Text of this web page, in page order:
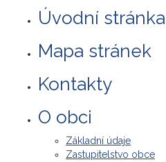
Úvodní stránka
Mapa stránek
Kontakty
O obci
Základní údaje
Zastupitelstvo obce